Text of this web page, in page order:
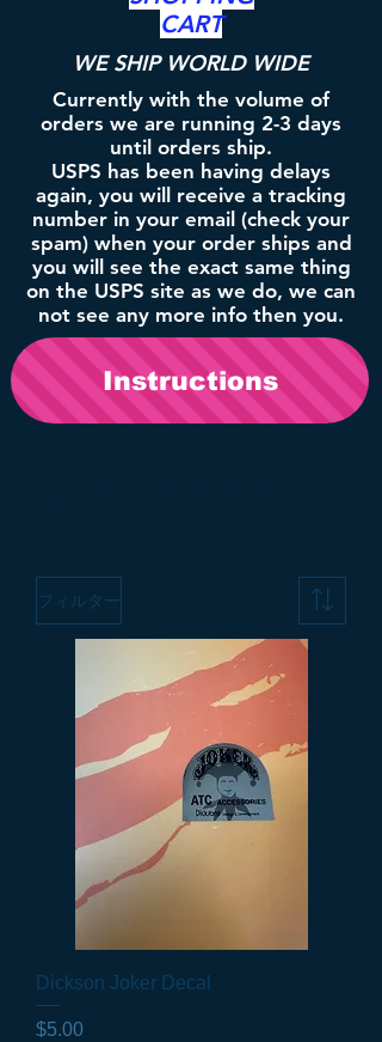
CART
WE SHIP WORLD WIDE
Currently with the volume of
orders we are running 2-3 days
until orders ship.
USPS has been having delays
again, you will receive a tracking
number in your email (check your
spam) when your order ships and
you will see the exact same thing
on the USPS site as we do, we can
not see any more info then you.
Instructions
フィルター
Dickson Joker Decal
価格
$5.00